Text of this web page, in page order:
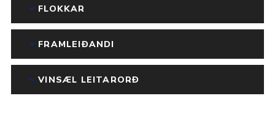
FLOKKAR
FRAMLEIÐANDI
VINSÆL LEITARORÐ